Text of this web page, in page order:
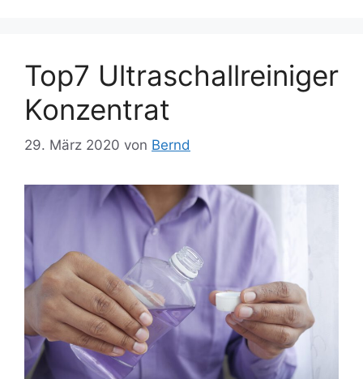
Top7 Ultraschallreiniger
Konzentrat
29. März 2020 von Bernd